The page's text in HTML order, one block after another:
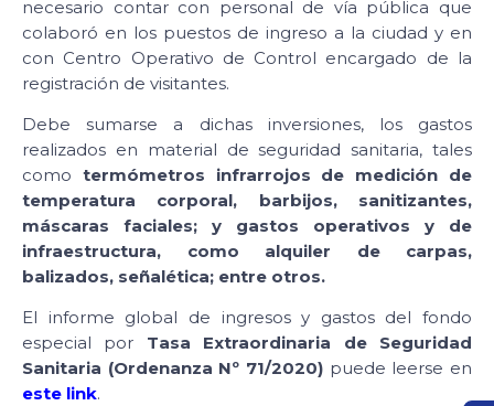
necesario contar con personal de vía pública que
colaboró en los puestos de ingreso a la ciudad y en
con Centro Operativo de Control encargado de la
registración de visitantes.
Debe sumarse a dichas inversiones, los gastos
realizados en material de seguridad sanitaria, tales
como termómetros infrarrojos de medición de
temperatura corporal, barbijos, sanitizantes,
máscaras faciales; y gastos operativos y de
infraestructura, como alquiler de carpas,
balizados, señalética; entre otros.
El informe global de ingresos y gastos del fondo
especial por Tasa Extraordinaria de Seguridad
Sanitaria (Ordenanza Nº 71/2020) puede leerse en
este link.